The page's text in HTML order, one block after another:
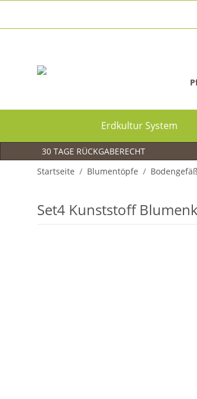
Erdkultur System
30 TAGE RÜCKGABERECHT
Startseite
Blumentöpfe
Set4 Kunststoff